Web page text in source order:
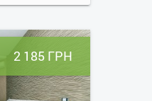
2 185 ГРН